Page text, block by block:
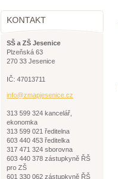
KONTAKT
SŠ a ZŠ Jesenice
Plzeňská 63
270 33 Jesenice
IČ: 47013711
info@zmapjesenice.cz
313 599 324 kancelář,
ekonomka
313 599 021 ředitelna
603 440 453 ředitelka
317 471 324 sborovna
603 440 378 zástupkyně ŘŠ
pro ZŠ
601 330 062 zástupkyně ŘŠ